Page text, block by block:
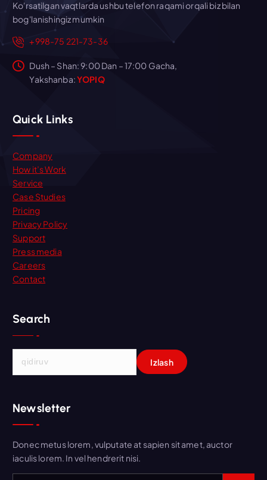
Ko'rsatilgan vaqtlarda ushbu telefon raqami orqali biz bilan
bog'lanishingiz mumkin
+998-75 221-73-36
Dush – Shan: 9:00 Dan – 17:00 Gacha,
Yakshanba:YOPIQ
Quick Links
Company
How it’s Work
Service
Case Studies
Pricing
Privacy Policy
Support
Press media
Careers
Contact
Search
r
s
i
s
Newsletter
Donec metus lorem, vulputate at sapien sit amet, auctor
iaculis lorem. In vel hendrerit nisi.